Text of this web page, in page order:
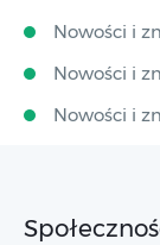
Nowości i
Nowości i
Nowości i